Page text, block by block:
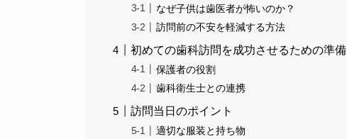
なぜ子供は歯医者が怖いのか？
訪問前の不安を軽減する方法
初めての歯科訪問を成功させるための準備
保護者の役割
歯科衛生士との連携
訪問当日のポイント
適切な服装と持ち物